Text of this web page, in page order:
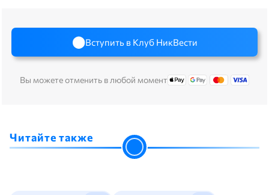
Вступить в Клуб НикВести
Вы можете отменить в любой момент
Читайте также